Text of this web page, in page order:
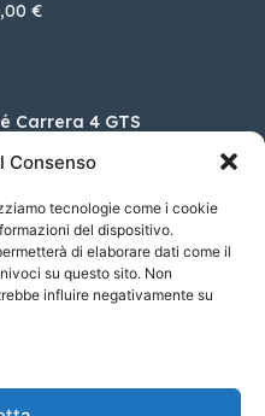
Consenso
tecnologie come i cookie
del dispositivo.
di elaborare dati come il
su questo sito. Non
influire negativamente su
€
Carrera 4 GTS
HEV GT-LINE 4WD
€
iV 60